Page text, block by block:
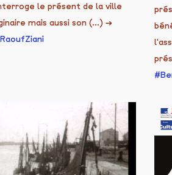
le présent de la ville
mais aussi son (...) →
RaoufZiani